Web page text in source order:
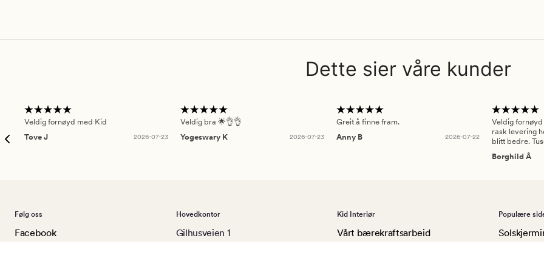
Dette sier våre kunder
Veldig fornøyd med Kid
Tove J
2026-07-23
Veldig bra 🌟👌👌
Yogeswary K
2026-07-23
Greit å finne fram.
Anny B
2026-07-22
Veldig
rask levering
blitt bedre.
Borghild Å
Følg oss
Facebook
Hovedkontor
Gilhusveien 1
Kid Interiør
Vårt bærekraftsarbeid
Populære